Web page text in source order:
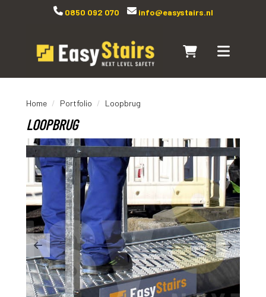
0850 092 070 info@easystairs.nl
Naar winkelwagen
Toggle
Home Portfolio Loopbrug
LOOPBRUG